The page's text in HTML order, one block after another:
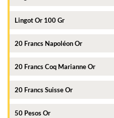
Lingot Or 100 Gr
20 Francs Napoléon Or
20 Francs Coq Marianne Or
20 Francs Suisse Or
50 Pesos Or